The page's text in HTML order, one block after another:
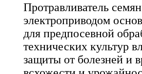
Протравливатель
электроприводом
для предпосевной
технических культур
защиты от болезней и